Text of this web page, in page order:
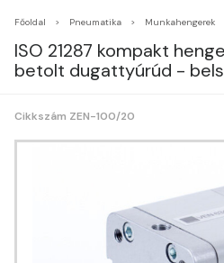
Főoldal Pneumatika Munkahengerek
ISO 21287 kompakt
betolt dugattyúrúd -
Cikkszám ZEN-100/20